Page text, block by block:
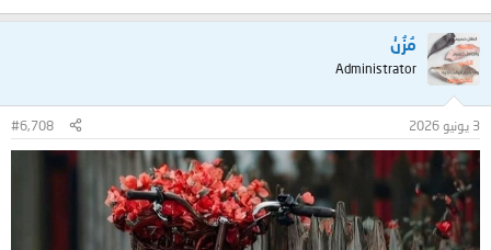
مُزُنْ
Administrator
3 يونيو 2026 #6,708